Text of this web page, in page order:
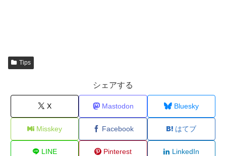
Tips
シェアする
X Mastodon Bluesky
Misskey Facebook はてブ
LINE Pinterest LinkedIn